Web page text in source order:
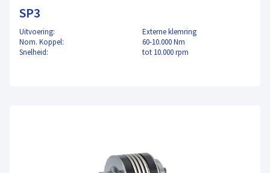
SP3
Uitvoering:
Externe klemring
Nom. Koppel:
60-10.000 Nm
Snelheid:
tot 10.000 rpm